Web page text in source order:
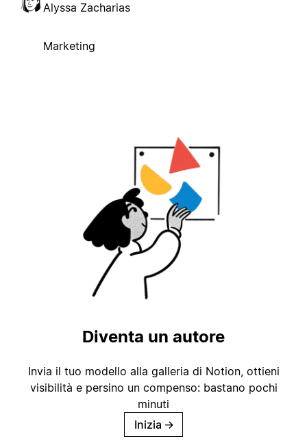
Alyssa Zacharias
Marketing
Diventa un autore
Invia il tuo modello alla galleria di Notion, ottieni
visibilità e persino un compenso: bastano pochi
minuti
Inizia →